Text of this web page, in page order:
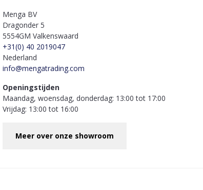
Menga BV
Dragonder 5
5554GM Valkenswaard
+31(0) 40 2019047
Nederland
info@mengatrading.com
Openingstijden
Maandag, woensdag, donderdag: 13:00 tot 17:00
Vrijdag: 13:00 tot 16:00
Meer over onze showroom